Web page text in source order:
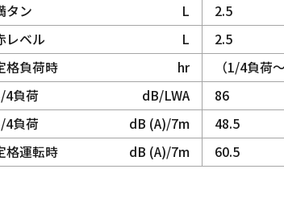
タン L
2.5
レベル
L
2.5
格負荷時 hr （1/4負荷
4負荷 dB/LWA
86
4負荷
dB (A)/7m
48.5
格運転時
dB (A)/7m 60.5